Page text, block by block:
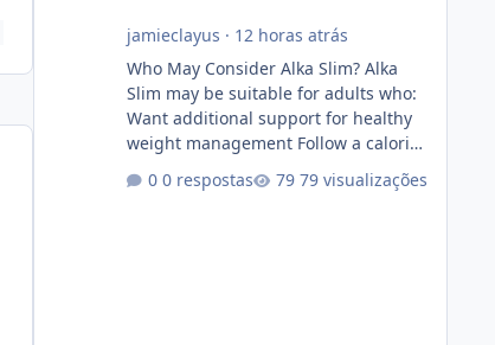
jamieclayus · 12 horas atrás
Who May Consider Alka Slim? Alka
Slim may be suitable for adults who:
Want additional support for healthy
weight management Follow a calorie-
Prefer supplements containing plant-
0 respostas 79 visualizações